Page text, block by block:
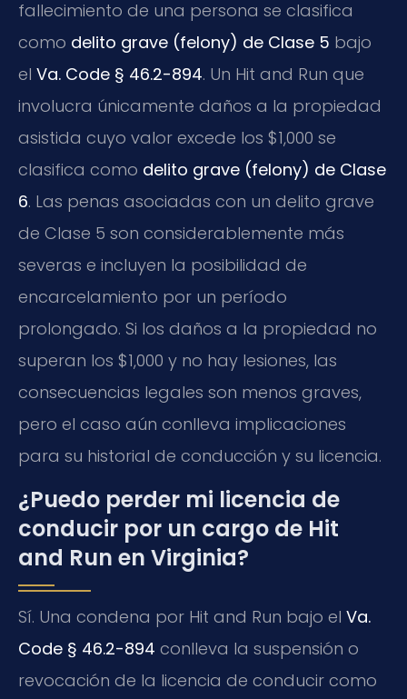
fallecimiento de una persona se clasifica
como delito grave (felony) de Clase 5 bajo
el Va. Code § 46.2-894. Un Hit and Run que
involucra únicamente daños a la propiedad
asistida cuyo valor excede los $1,000 se
clasifica como delito grave (felony) de Clase
6. Las penas asociadas con un delito grave
de Clase 5 son considerablemente más
severas e incluyen la posibilidad de
encarcelamiento por un período
prolongado. Si los daños a la propiedad no
superan los $1,000 y no hay lesiones, las
consecuencias legales son menos graves,
pero el caso aún conlleva implicaciones
para su historial de conducción y su licencia.
¿Puedo perder mi licencia de
conducir por un cargo de Hit
and Run en Virginia?
Sí. Una condena por Hit and Run bajo el Va.
Code § 46.2-894 conlleva la suspensión o
revocación de la licencia de conducir como